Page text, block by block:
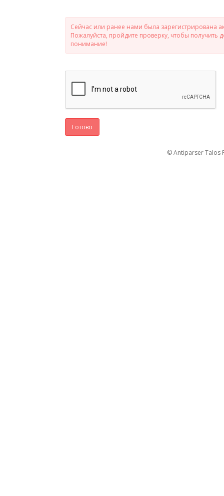
Сейчас или ранее нами была зарегистрирована
Пожалуйста, пройдите проверку, чтобы
понимание!
Готово
© Antiparser Talos